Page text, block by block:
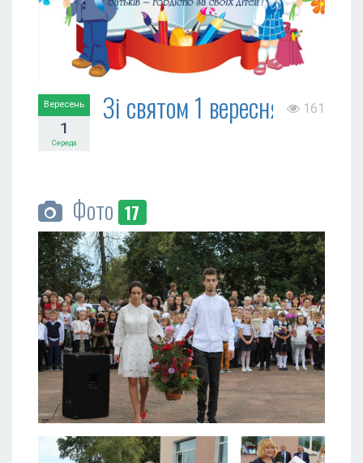
Вересень
1
Середа
Зі святом 1 вересня! 161
Фото 17